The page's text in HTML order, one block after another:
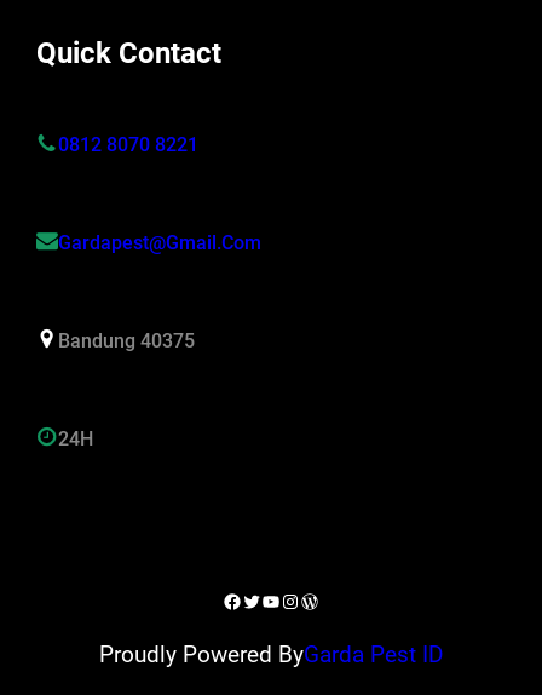
Quick Contact
0812 8070 8221
Gardapest@gmail.com
Bandung 40375
24H
Facebook
Twitter
YouTube
Instagram
WordPress
Proudly Powered ByGarda Pest ID